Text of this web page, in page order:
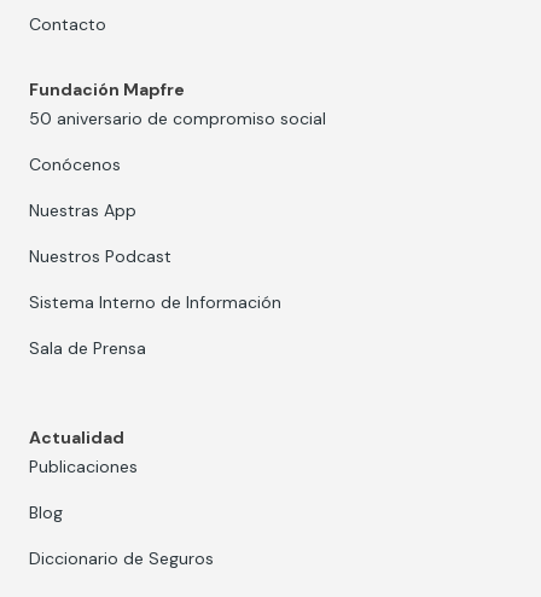
Contacto
Fundación Mapfre
50 aniversario de compromiso social
Conócenos
Nuestras App
Nuestros Podcast
Sistema Interno de Información
Sala de Prensa
Actualidad
Publicaciones
Blog
Diccionario de Seguros